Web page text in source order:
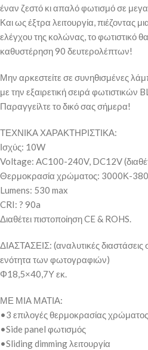
έναν ζεστό κι απαλό φωτισμό σε
Και ως έξτρα λειτουργία, πιέζοντας
ελέγχου της κολώνας, το φωτιστικό
καθυστέρηση 90 δευτερολέπτων!
Μην αρκεστείτε σε συνηθισμένες
με την εξαιρετική σειρά φωτιστικών
Παραγγείλτε το δικό σας σήμερα!
ΤΕΧΝΙΚΑ ΧΑΡΑΚΤΗΡΙΣΤΙΚΑ:
Ισχύς: 10W
Voltage: AC100-240V, DC12V
Θερμοκρασία χρώματος: 3000Κ-
Lumens: 530 max
CRI: ? 90a
Διαθέτει πιστοποίηση CE & ROHS.
ΔΙΑΣΤΑΣΕΙΣ: (αναλυτικές
ενότητα των φωτογραφιών)
Φ18,5×40,7Υ εκ.
ΜΕ ΜΙΑ ΜΑΤΙΑ:
•3 επιλογές θερμοκρασίας χρώματος
•Side panel φωτισμός
•Sliding dimming λειτουργία